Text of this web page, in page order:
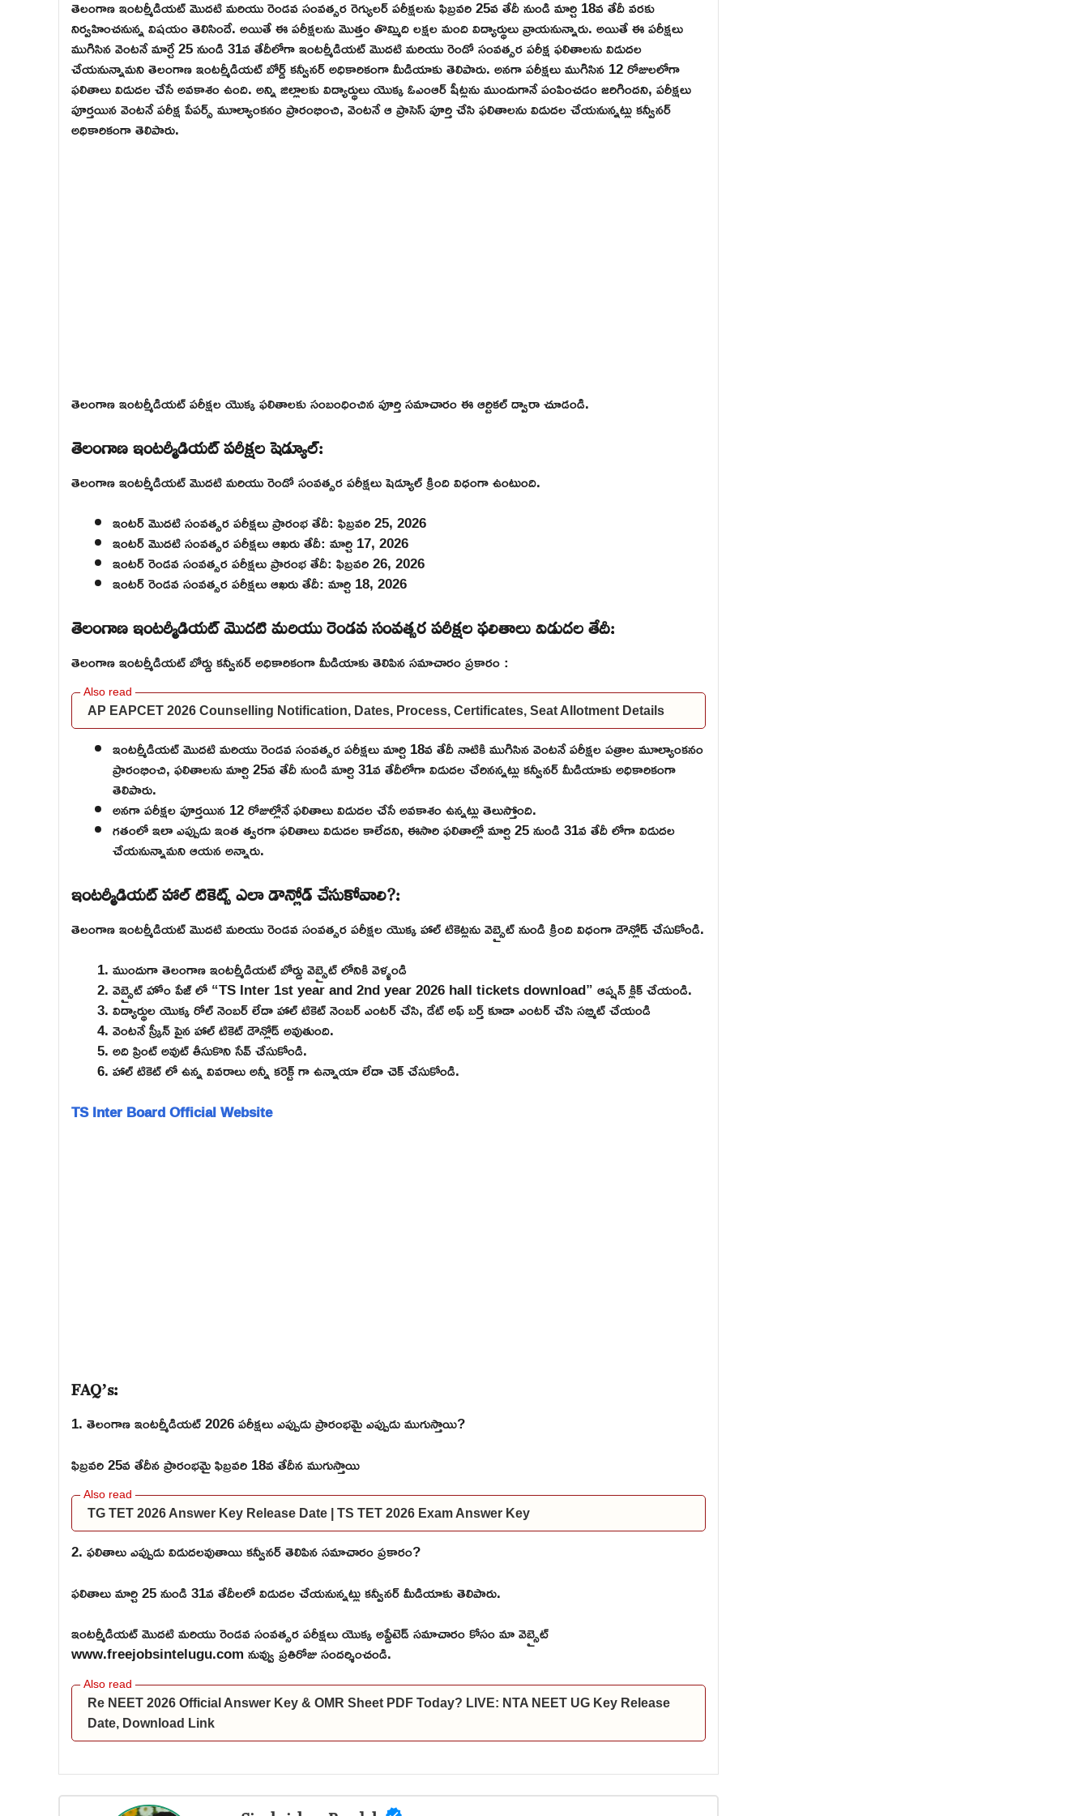
తెలంగాణ ఇంటర్మీడియట్ మొదటి మరియు రెండవ సంవత్సర రెగ్యులర్ పరీక్షలను ఫిబ్రవరి 25వ తేదీ నుండి మార్చి 18వ తేదీ వరకు
నిర్వహించనున్న విషయం తెలిసిందే. అయితే ఈ పరీక్షలను మొత్తం తొమ్మిది లక్షల మంది విద్యార్థులు వ్రాయనున్నారు. అయితే ఈ పరీక్షలు
ముగిసిన వెంటనే మార్చే 25 నుండి 31వ తేదీలోగా ఇంటర్మీడియట్ మొదటి మరియు రెండో సంవత్సర పరీక్ష ఫలితాలను విడుదల
చేయనున్నామని తెలంగాణ ఇంటర్మీడియట్ బోర్డ్ కన్వీనర్ అధికారికంగా మీడియాకు తెలిపారు. అనగా పరీక్షలు ముగిసిన 12 రోజులలోగా
ఫలితాలు విడుదల చేసే అవకాశం ఉంది. అన్ని జిల్లాలకు విద్యార్థులు యొక్క ఓఎంఆర్ షీట్లను ముందుగానే పంపించడం జరిగిందని, పరీక్షలు
పూర్తయిన వెంటనే పరీక్ష పేపర్స్ మూల్యాంకనం ప్రారంభించి, వెంటనే ఆ ప్రాసెస్ పూర్తి చేసి ఫలితాలను విడుదల చేయనున్నట్లు కన్వీనర్
అధికారికంగా తెలిపారు.
తెలంగాణ ఇంటర్మీడియట్ పరీక్షల యొక్క ఫలితాలకు సంబంధించిన పూర్తి సమాచారం ఈ ఆర్టికల్ ద్వారా చూడండి.
తెలంగాణ ఇంటర్మీడియట్ పరీక్షల షెడ్యూల్:
తెలంగాణ ఇంటర్మీడియట్ మొదటి మరియు రెండో సంవత్సర పరీక్షలు షెడ్యూల్ క్రింది విధంగా ఉంటుంది.
ఇంటర్ మొదటి సంవత్సర పరీక్షలు ప్రారంభ తేదీ: ఫిబ్రవరి 25, 2026
ఇంటర్ మొదటి సంవత్సర పరీక్షలు ఆఖరు తేదీ: మార్చి 17, 2026
ఇంటర్ రెండవ సంవత్సర పరీక్షలు ప్రారంభ తేదీ: ఫిబ్రవరి 26, 2026
ఇంటర్ రెండవ సంవత్సర పరీక్షలు ఆఖరు తేదీ: మార్చి 18, 2026
తెలంగాణ ఇంటర్మీడియట్ మొదటి మరియు రెండవ సంవత్సర పరీక్షల ఫలితాలు విడుదల తేదీ:
తెలంగాణ ఇంటర్మీడియట్ బోర్డు కన్వీనర్ అధికారికంగా మీడియాకు తెలిపిన సమాచారం ప్రకారం :
AP EAPCET 2026 Counselling Notification, Dates, Process, Certificates, Seat Allotment Details
ఇంటర్మీడియట్ మొదటి మరియు రెండవ సంవత్సర పరీక్షలు మార్చి 18వ తేదీ నాటికి ముగిసిన వెంటనే పరీక్షల పత్రాల మూల్యాంకనం
ప్రారంభించి, ఫలితాలను మార్చి 25వ తేదీ నుండి మార్చి 31వ తేదీలోగా విడుదల చేరినన్నట్లు కన్వీనర్ మీడియాకు అధికారికంగా
తెలిపారు.
అనగా పరీక్షల పూర్తయిన 12 రోజుల్లోనే ఫలితాలు విడుదల చేసే అవకాశం ఉన్నట్లు తెలుస్తోంది.
గతంలో ఇలా ఎప్పుడు ఇంత త్వరగా ఫలితాలు విడుదల కాలేదని, ఈసారి ఫలితాల్లో మార్చి 25 నుండి 31వ తేదీ లోగా విడుదల
చేయనున్నామని ఆయన అన్నారు.
ఇంటర్మీడియట్ హాల్ టికెట్స్ ఎలా డౌన్లోడ్ చేసుకోవాలి?:
తెలంగాణ ఇంటర్మీడియట్ మొదటి మరియు రెండవ సంవత్సర పరీక్షల యొక్క హాల్ టికెట్లను వెబ్సైట్ నుండి క్రింది విధంగా డౌన్లోడ్ చేసుకోండి.
ముందుగా తెలంగాణ ఇంటర్మీడియట్ బోర్డు వెబ్సైట్ లోనికి వెళ్ళండి
వెబ్సైట్ హోం పేజ్ లో “TS Inter 1st year and 2nd year 2026 hall tickets download” ఆప్షన్ క్లిక్ చేయండి.
విద్యార్థుల యొక్క రోల్ నెంబర్ లేదా హాల్ టికెట్ నెంబర్ ఎంటర్ చేసి, డేట్ అఫ్ బర్త్ కూడా ఎంటర్ చేసి సబ్మిట్ చేయండి
వెంటనే స్క్రీన్ పైన హాల్ టికెట్ డౌన్లోడ్ అవుతుంది.
అది ప్రింట్ అవుట్ తీసుకొని సేవ్ చేసుకోండి.
హాల్ టికెట్ లో ఉన్న వివరాలు అన్నీ కరెక్ట్ గా ఉన్నాయా లేదా చెక్ చేసుకోండి.
TS Inter Board Official Website
FAQ’s:
1. తెలంగాణ ఇంటర్మీడియట్ 2026 పరీక్షలు ఎప్పుడు ప్రారంభమై ఎప్పుడు ముగుస్తాయి?
ఫిబ్రవరి 25వ తేదీన ప్రారంభమై ఫిబ్రవరి 18వ తేదీన ముగుస్తాయి
TG TET 2026 Answer Key Release Date | TS TET 2026 Exam Answer Key
2. ఫలితాలు ఎప్పుడు విడుదలవుతాయి కన్వీనర్ తెలిపిన సమాచారం ప్రకారం?
ఫలితాలు మార్చి 25 నుండి 31వ తేదీలలో విడుదల చేయనున్నట్లు కన్వీనర్ మీడియాకు తెలిపారు.
ఇంటర్మీడియట్ మొదటి మరియు రెండవ సంవత్సర పరీక్షలు యొక్క అప్డేటెడ్ సమాచారం కోసం మా వెబ్సైట్
www.freejobsintelugu.com నువ్వు ప్రతిరోజు సందర్శించండి.
Re NEET 2026 Official Answer Key & OMR Sheet PDF Today? LIVE: NTA NEET UG Key Release
Date, Download Link